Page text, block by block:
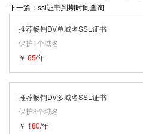
下一篇：ssl证书到期时间查询
推荐畅销DV单域名SSL证书
保护1个域名
￥ 65/年
推荐畅销DV多域名SSL证书
保护3个域名
￥ 180/年